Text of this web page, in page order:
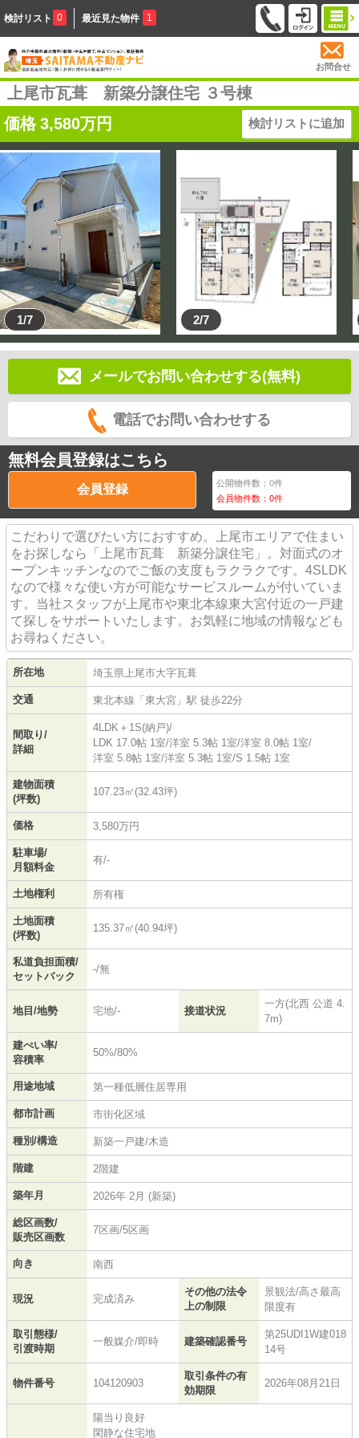
検討リスト 0 最近見た物件 1
お問合せ
上尾市瓦葺 新築分譲住宅 ３号棟
価格 3,580万円 検討リストに追加
1/7 2/7
メールでお問い合わせする(無料)
電話でお問い合わせする
無料会員登録はこちら
会員登録 公開物件数：0件
会員物件数：0件
こだわりで選びたい方におすすめ。上尾市エリアで住まい
をお探しなら「上尾市瓦葺 新築分譲住宅」。対面式のオ
ープンキッチンなのでご飯の支度もラクラクです。4SLDK
なので様々な使い方が可能なサービスルームが付いていま
す。当社スタッフが上尾市や東北本線東大宮付近の一戸建
て探しをサポートいたします。お気軽に地域の情報なども
お尋ねください。
所在地 埼玉県 上尾市大字瓦葺
交通 東北本線 「 東大宮 」駅 徒歩22分
間取り/
詳細
4LDK＋1S(納戸)/
LDK 17.0帖 1室/洋室 5.3帖 1室/洋室 8.0帖 1室/
洋室 5.8帖 1室/洋室 5.3帖 1室/S 1.5帖 1室
建物面積
(坪数)
107.23㎡(32.43坪)
価格 3,580万円
駐車場/
月額料金
有/-
土地権利 所有権
土地面積
(坪数)
135.37㎡(40.94坪)
私道負担面積/
セットバック
-/無
地目/地勢 宅地/- 接道状況
一方(北西 公道 4.
7m)
建ぺい率/
容積率
50%/80%
用途地域 第一種低層住居専用
都市計画 市街化区域
種別/構造 新築一戸建/木造
階建 2階建
築年月 2026年 2月 (新築)
総区画数/
販売区画数
7区画/5区画
向き 南西
現況 完成済み
その他の法令
上の制限
景観法/高さ最高
限度有
取引態様/
引渡時期
一般媒介/即時 建築確認番号
第25UDI1W建018
14号
物件番号 104120903
取引条件の有
効期限
2026年08月21日
陽当り良好
閑静な住宅地